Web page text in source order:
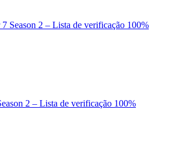
Season 2 – Lista de verificação 100%
2 – Lista de verificação 100%